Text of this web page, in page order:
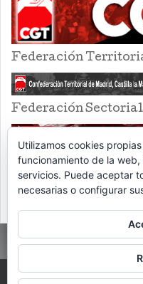
Federación
Federación Sectorial
PROUDLY POWERED BY
Utilizamos cookies
funcionamiento de la
servicios. Puede aceptar
necesarias o configurar